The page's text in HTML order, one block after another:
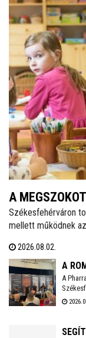
A
MELLETT
ÉS BÖLCSŐDÉK
Székesfehérváron
mellett működnek
megszokott nyári
és az óvodák!
2026.08.02.
A
A
múlt